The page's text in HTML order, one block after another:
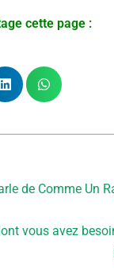
cette page :
de Comme Un
vous avez